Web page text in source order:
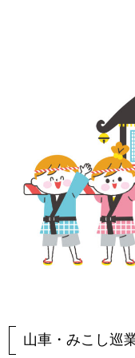
山車・みこし巡